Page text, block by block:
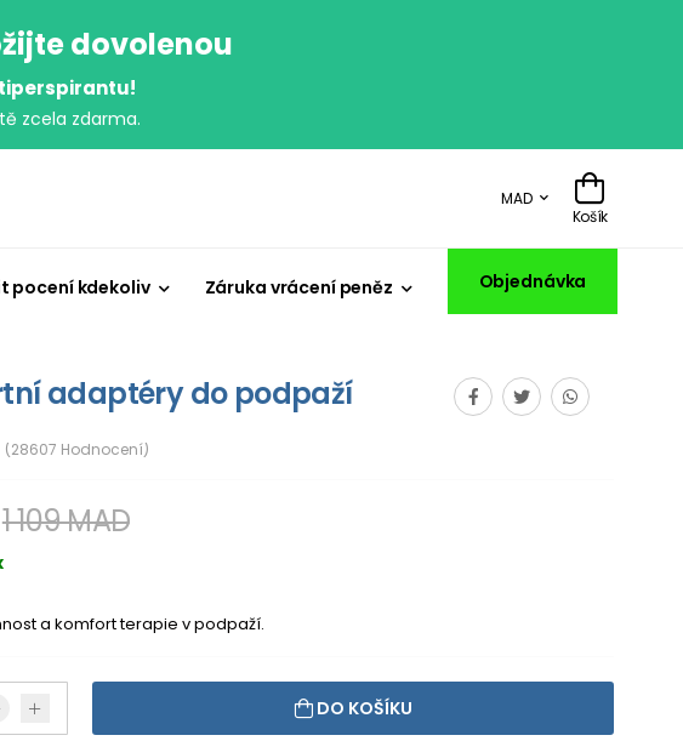
dovolenou
zcela zdarma.
MAD
Košík
pocení kdekoliv Záruka vrácení peněz Objednávka
adaptéry do podpaží
(28607 Hodnocení)
1 109 MAD
a komfort terapie v podpaží.
DO KOŠÍKU